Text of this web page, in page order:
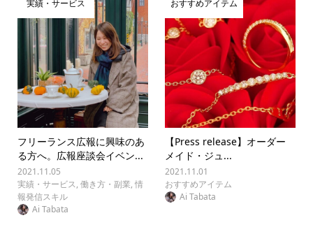
実績・サービス
フリーランス広報に興味のあ
る方へ。広報座談会イベン...
2021.11.05
実績・サービス, 働き方・副業, 情
報発信スキル
Ai Tabata
おすすめアイテム
【Press release】オーダー
メイド・ジュ...
2021.11.01
おすすめアイテム
Ai Tabata